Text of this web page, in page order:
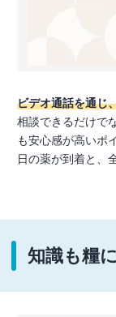
ビデオ通話を通じ
相談できるだけで
も安心感が高いポ
日の薬が到着と、
知識も糧